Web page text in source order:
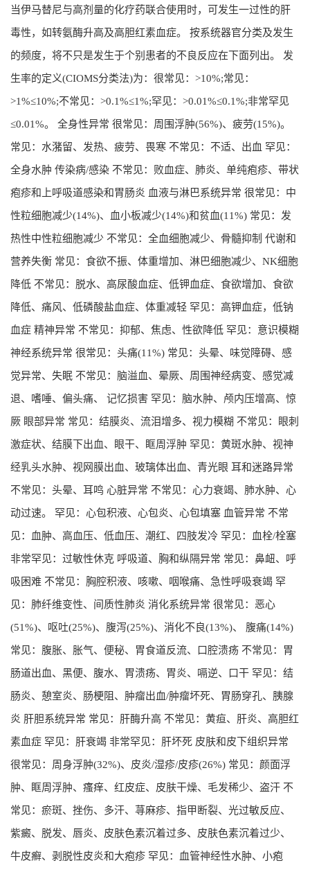
当伊马替尼与高剂量的化疗药联合使用时，可发生一过性的肝
毒性，如转氨酶升高及高胆红素血症。 按系统器官分类及发生
的频度，将不只是发生于个别患者的不良反应在下面列出。 发
生率的定义(CIOMS分类法)为：很常见：>10%;常见：
>1%≤10%;不常见：>0.1%≤1%;罕见：>0.01%≤0.1%;非常罕见
≤0.01%。 全身性异常 很常见：周围浮肿(56%)、疲劳(15%)。
常见：水潴留、发热、疲劳、畏寒 不常见：不适、出血 罕见：
全身水肿 传染病/感染 不常见：败血症、肺炎、单纯疱疹、带状
疱疹和上呼吸道感染和胃肠炎 血液与淋巴系统异常 很常见：中
性粒细胞减少(14%)、血小板减少(14%)和贫血(11%) 常见：发
热性中性粒细胞减少 不常见：全血细胞减少、骨髓抑制 代谢和
营养失衡 常见：食欲不振、体重增加、淋巴细胞减少、NK细胞
降低 不常见：脱水、高尿酸血症、低钾血症、食欲增加、食欲
降低、痛风、低磷酸盐血症、体重减轻 罕见：高钾血症，低钠
血症 精神异常 不常见：抑郁、焦虑、性欲降低 罕见：意识模糊
神经系统异常 很常见：头痛(11%) 常见：头晕、味觉障碍、感
觉异常、失眠 不常见：脑溢血、晕厥、周围神经病变、感觉减
退、嗜唾、偏头痛、 记忆损害 罕见：脑水肿、颅内压增高、惊
厥 眼部异常 常见：结膜炎、流泪增多、视力模糊 不常见：眼刺
激症状、结膜下出血、眼干、眶周浮肿 罕见：黄斑水肿、视神
经乳头水肿、视网膜出血、玻璃体出血、青光眼 耳和迷路异常
不常见：头晕、耳鸣 心脏异常 不常见：心力衰竭、肺水肿、心
动过速。 罕见：心包积液、心包炎、心包填塞 血管异常 不常
见：血肿、高血压、低血压、潮红、四肢发冷 罕见：血栓/栓塞
非常罕见：过敏性休克 呼吸道、胸和纵隔异常 常见：鼻衄、呼
吸困难 不常见：胸腔积液、咳嗽、咽喉痛、急性呼吸衰竭 罕
见：肺纤维变性、间质性肺炎 消化系统异常 很常见：恶心
(51%)、呕吐(25%)、腹泻(25%)、消化不良(13%)、 腹痛(14%)
常见：腹胀、胀气、便秘、胃食道反流、口腔溃疡 不常见：胃
肠道出血、黑便、腹水、胃溃疡、胃炎、嗝逆、口干 罕见：结
肠炎、憩室炎、肠梗阻、肿瘤出血/肿瘤坏死、胃肠穿孔、胰腺
炎 肝胆系统异常 常见：肝酶升高 不常见：黄疸、肝炎、高胆红
素血症 罕见：肝衰竭 非常罕见：肝坏死 皮肤和皮下组织异常
很常见：周身浮肿(32%)、皮炎/湿疹/皮疹(26%) 常见：颜面浮
肿、眶周浮肿、瘙痒、红皮症、皮肤干燥、毛发稀少、盗汗 不
常见：瘀斑、挫伤、多汗、荨麻疹、指甲断裂、光过敏反应、
紫癜、脱发、唇炎、皮肤色素沉着过多、皮肤色素沉着过少、
牛皮癣、剥脱性皮炎和大疱疹 罕见：血管神经性水肿、小疱